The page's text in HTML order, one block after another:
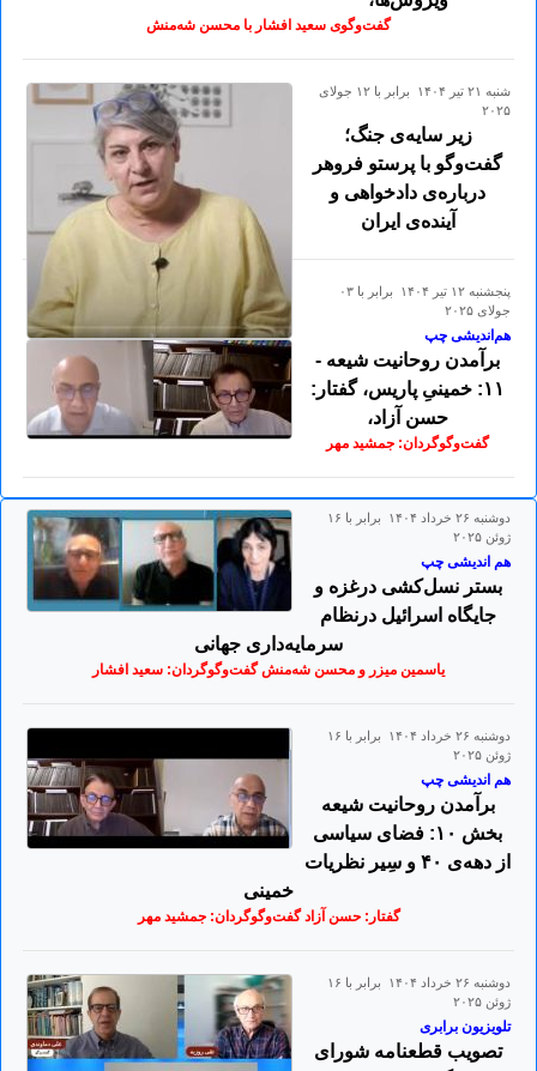
گفت‌وگوی سعید افشار با محسن شه‌منش
شنبه ۲۱ تير ۱۴۰۴ برابر با ۱۲ جولای
۲۰۲۵
زیر سایه‌ی جنگ؛
گفت‌وگو با پرستو فروهر
درباره‌ی دادخواهی و
آینده‌ی ایران
پنجشنبه ۱۲ تير ۱۴۰۴ برابر با ۰۳
جولای ۲۰۲۵
هم‌اندیشی‌ چپ
برآمدن روحانیت‌ شیعه -
۱۱: خمینیِ پاریس، گفتار:
حسن آزاد،
گفت‌وگوگردان: جمشید مهر
دوشنبه ۲۶ خرداد ۱۴۰۴ برابر با ۱۶
ژوئن ۲۰۲۵
هم اندیشی چپ
بستر نسل‌کشی درغزه و
جایگاه اسرائیل درنظام
سرمایه‌داری جهانی
یاسمین میزر و محسن شه‌منش گفت‌وگوگردان: سعید افشار
دوشنبه ۲۶ خرداد ۱۴۰۴ برابر با ۱۶
ژوئن ۲۰۲۵
هم اندیشی چپ
برآمدن روحانیت شیعه
بخش ۱۰: فضای سیاسی
از دهه‌ی ۴۰ و سِیر نظریات
خمینی
گفتار: حسن آزاد گفت‌وگوگردان: جمشید مهر
دوشنبه ۲۶ خرداد ۱۴۰۴ برابر با ۱۶
ژوئن ۲۰۲۵
تلویزیون برابری
تصویب قطعنامه شورای